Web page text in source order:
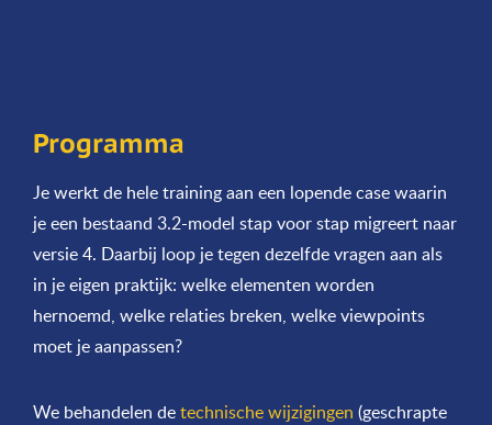
Programma
Je werkt de hele training aan een lopende case waarin
je een bestaand 3.2-model stap voor stap migreert naar
versie 4. Daarbij loop je tegen dezelfde vragen aan als
in je eigen praktijk: welke elementen worden
hernoemd, welke relaties breken, welke viewpoints
moet je aanpassen?
We behandelen detechnische wijzigingen (geschrapte